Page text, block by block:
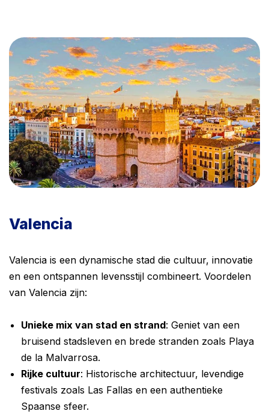
Valencia
Valencia is een dynamische stad die cultuur, innovatie
en een ontspannen levensstijl combineert. Voordelen
van Valencia zijn:
Unieke mix van stad en strand: Geniet van een
bruisend stadsleven en brede stranden zoals Playa
de la Malvarrosa.
Rijke cultuur: Historische architectuur, levendige
festivals zoals Las Fallas en een authentieke
Spaanse sfeer.